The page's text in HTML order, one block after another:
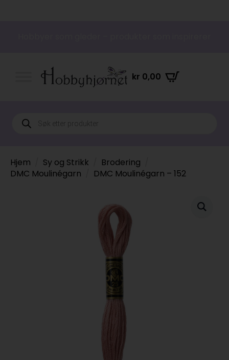
kr 0,00
Products
search
Hjem Sy og Strikk
Brodering
DMC Moulinégarn
DMC Moulinégarn – 152